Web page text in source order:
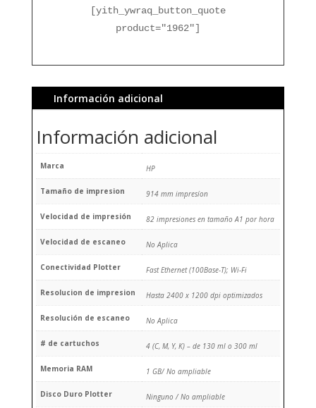
[yith_ywraq_button_quote
product="1962"]
Información adicional
Información adicional
Marca HP
Tamaño de impresion 914 mm impresíon
Velocidad de impresión 82 impresiones en tamaño A1 por hora
Velocidad de escaneo No Aplica
Conectividad Plotter Fast Ethernet (100Base-T); Wi-Fi
Resolucion de impresion Hasta 2400 x 1200 dpi optimizados
Resolución de escaneo No Aplica
# de cartuchos 4 (C, M, Y, K) – de 130 ml o 300 ml
Memoria RAM 1 GB/ No ampliable
Disco Duro Plotter Ninguno / No ampliable